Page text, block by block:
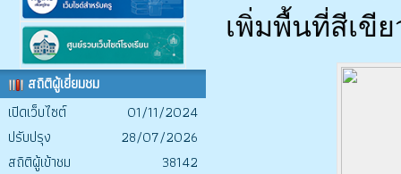
สถิติผู้เยี่ยมชม
เปิดเว็บไซต์
01/11/2024
ปรับปรุง
28/07/2026
สถิติผู้เข้าชม
38142
เพิ่มพื้นที่สีเขี